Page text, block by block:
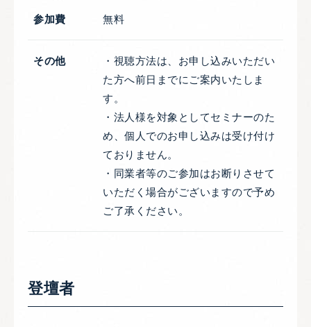
参加費 無料
その他
・視聴方法は、お申し込みいただい
た方へ前日までにご案内いたしま
す。
・法人様を対象としてセミナーのた
め、個人でのお申し込みは受け付け
ておりません。
・同業者等のご参加はお断りさせて
いただく場合がございますので予め
ご了承ください。
登壇者